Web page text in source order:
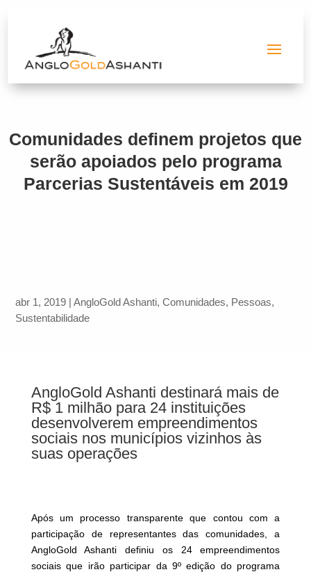
Comunidades definem projetos que
serão apoiados pelo programa
Parcerias Sustentáveis em 2019
abr 1, 2019 |AngloGold Ashanti,Comunidades, Pessoas,
Sustentabilidade
AngloGold Ashanti destinará mais de
R$ 1 milhão para 24 instituições
desenvolverem empreendimentos
sociais nos municípios vizinhos às
suas operações
Após um processo transparente que contou com a
participação de representantes das comunidades, a
AngloGold Ashanti definiu os 24 empreendimentos
sociais que irão participar da 9º edição do programa